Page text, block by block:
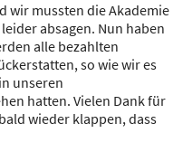
wir mussten die Akademie
absagen. Nun haben
alle bezahlten
so wie wir es
unseren
hatten. Vielen Dank für
wieder klappen, dass